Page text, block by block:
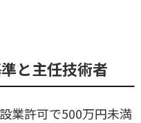
と主任技術者
業許可で500万円未満